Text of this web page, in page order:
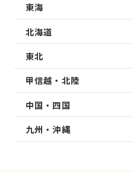
東海
北海道
東北
甲信越・北陸
中国・四国
九州・沖縄